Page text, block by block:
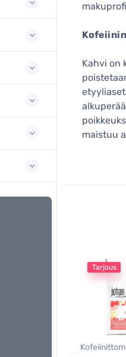
Kahvi on
maistuu
Tarjous